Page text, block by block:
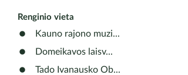
Renginio vieta
Kauno rajono muzi...
Domeikavos laisv...
Tado Ivanausko Ob...